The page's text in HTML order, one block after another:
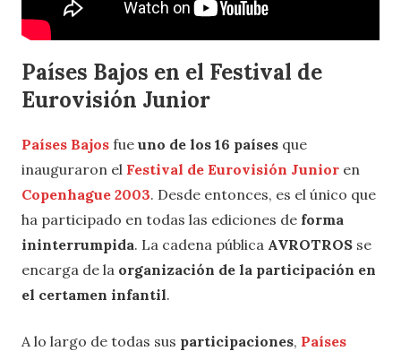
Países Bajos en el Festival de
Eurovisión Junior
Países Bajos fue uno de los 16 países que
inauguraron el Festival de Eurovisión Junior en
Copenhague 2003. Desde entonces, es el único que
ha participado en todas las ediciones de forma
ininterrumpida. La cadena pública AVROTROS se
encarga de la organización de la participación en
el certamen infantil.
A lo largo de todas sus participaciones, Países